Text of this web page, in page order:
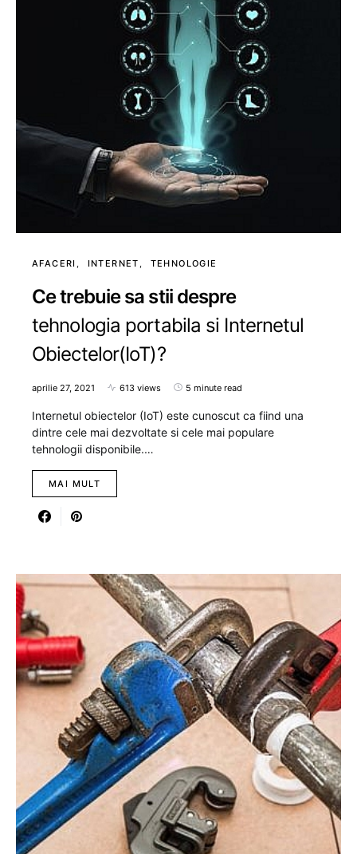
AFACERI INTERNET TEHNOLOGIE
Ce trebuie sa stii despre
tehnologia portabila si Internetul
Obiectelor(IoT)?
aprilie 27, 2021 613 views 5 minute read
Internetul obiectelor (IoT) este cunoscut ca fiind una
dintre cele mai dezvoltate si cele mai populare
tehnologii disponibile.…
MAI MULT